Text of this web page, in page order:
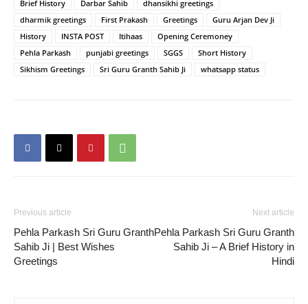
Brief History
Darbar Sahib
dhansikhi greetings
dharmik greetings
First Prakash Greetings
Guru Arjan Dev Ji
History
INSTA POST Itihaas
Opening Ceremoney
Pehla Parkash
punjabi greetings SGGS
Short History
Sikhism Greetings
Sri Guru Granth Sahib Ji whatsapp status
Previous article
Pehla Parkash Sri Guru Granth
Sahib Ji | Best Wishes
Greetings
Next article
Pehla Parkash Sri Guru Granth
Sahib Ji – A Brief History in
Hindi